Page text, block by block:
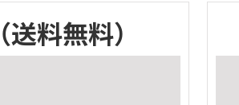
（送料無料）